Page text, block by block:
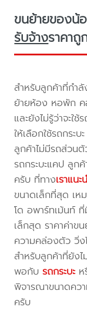
ขนย้ายของน้อ
รับจ้างราคา
สำหรับลูกค้าที่กำ
ย้ายห้อง หอพัก ค
และยังไม่รู้ว่าจะใ
ให้เลือกใช้รถกระ
ลูกค้าไม่มีรถส่วนตั
รถกระบะแคป ลูก
ครับ ที่ทางเราแน
ขนาดเล็กที่สุด เ
โด อพาร์ทเม้นท์ ที่
เล็กสุด ราคาค่าข
ความคล่องตัว วิ่
สำหรับลูกค้าที่ยังไ
พอกับรถกระบะ ห
พิจารณาขนาดคว
ครับ